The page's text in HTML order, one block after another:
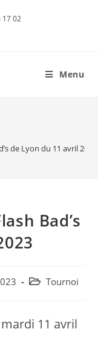
17 02
Menu
de Lyon du 11 avril 2023
Bad’s
Post Tournoi
11 avril